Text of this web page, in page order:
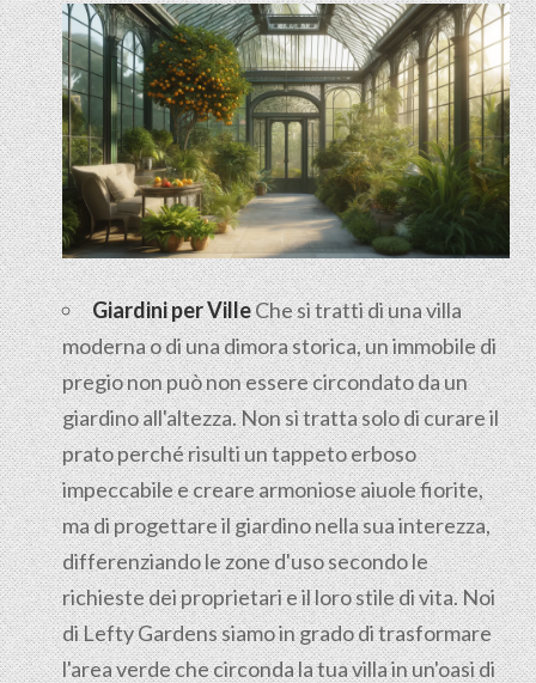
Giardini per VilleChe si tratti di una villa
moderna o di una dimora storica, un immobile di
pregio non può non essere circondato da un
giardino all'altezza. Non si tratta solo di curare il
prato perché risulti un tappeto erboso
impeccabile e creare armoniose aiuole fiorite,
ma di progettare il giardino nella sua interezza,
differenziando le zone d'uso secondo le
richieste dei proprietari e il loro stile di vita. Noi
di Lefty Gardens siamo in grado di trasformare
l'area verde che circonda la tua villa in un'oasi di